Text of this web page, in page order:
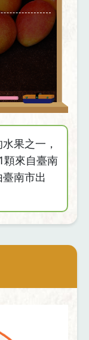
果之一，
顆來自臺南
南市出